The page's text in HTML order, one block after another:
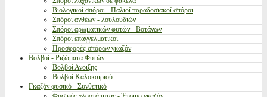
Βιολογικοί σπόροι - Παλιοί παραδοσιακοί σπόροι
Σπόροι ανθέων - λουλουδιών
Σπόροι αρωματικών φυτών - Βοτάνων
Σπόροι επαγγελματικοί
Προσφορές σπόρων γκαζόν
Βολβοί - Ριζώματα Φυτών
Βολβοί Ανοιξης
Βολβοί Καλοκαιριού
Γκαζόν φυσικό - Συνθετικό